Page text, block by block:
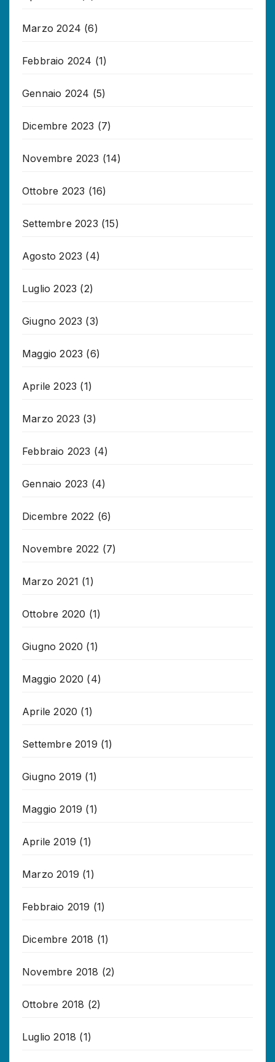
Marzo 2024 (6)
Febbraio 2024 (1)
Gennaio 2024 (5)
Dicembre 2023 (7)
Novembre 2023 (14)
Ottobre 2023 (16)
Settembre 2023 (15)
Agosto 2023 (4)
Luglio 2023 (2)
Giugno 2023 (3)
Maggio 2023 (6)
Aprile 2023 (1)
Marzo 2023 (3)
Febbraio 2023 (4)
Gennaio 2023 (4)
Dicembre 2022 (6)
Novembre 2022 (7)
Marzo 2021 (1)
Ottobre 2020 (1)
Giugno 2020 (1)
Maggio 2020 (4)
Aprile 2020 (1)
Settembre 2019 (1)
Giugno 2019 (1)
Maggio 2019 (1)
Aprile 2019 (1)
Marzo 2019 (1)
Febbraio 2019 (1)
Dicembre 2018 (1)
Novembre 2018 (2)
Ottobre 2018 (2)
Luglio 2018 (1)